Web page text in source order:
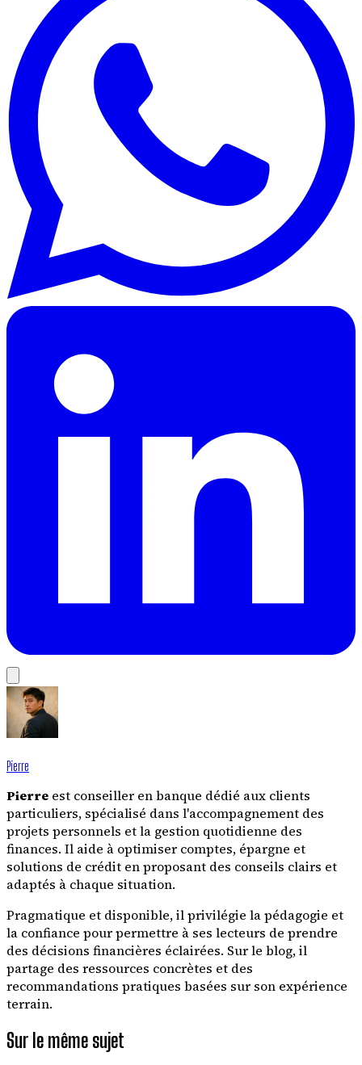
Pierre
Pierre est conseiller en banque dédié aux clients
particuliers, spécialisé dans l'accompagnement des
projets personnels et la gestion quotidienne des
finances. Il aide à optimiser comptes, épargne et
solutions de crédit en proposant des conseils clairs et
adaptés à chaque situation.
Pragmatique et disponible, il privilégie la pédagogie et
la confiance pour permettre à ses lecteurs de prendre
des décisions financières éclairées. Sur le blog, il
partage des ressources concrètes et des
recommandations pratiques basées sur son expérience
terrain.
Sur le même sujet